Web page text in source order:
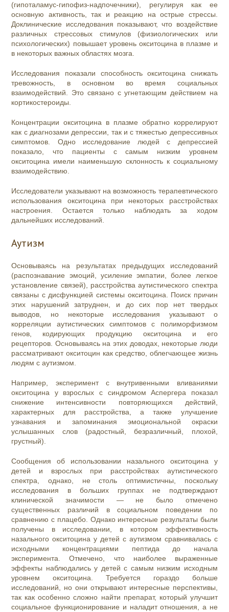
(гипоталамус-гипофиз-надпочечники), регулируя как ее
основную активность, так и реакцию на острые стрессы.
Доклинические исследования показывают, что воздействие
различных стрессовых стимулов (физиологических или
психологических) повышает уровень окситоцина в плазме и
в некоторых важных областях мозга.
Исследования показали способность окситоцина снижать
тревожность, в основном во время социальных
взаимодействий. Это связано с угнетающим действием на
кортикостероиды.
Концентрации окситоцина в плазме обратно коррелируют
как с диагнозами депрессии, так и с тяжестью депрессивных
симптомов. Одно исследование людей с депрессией
показало, что пациенты с самым низким уровнем
окситоцина имели наименьшую склонность к социальному
взаимодействию.
Исследователи указывают на возможность терапевтического
использования окситоцина при некоторых расстройствах
настроения. Остается только наблюдать за ходом
дальнейших исследований.
Аутизм
Основываясь на результатах предыдущих исследований
(распознавание эмоций, усиление эмпатии, более легкое
установление связей), расстройства аутистического спектра
связаны с дисфункцией системы окситоцина. Поиск причин
этих нарушений затруднен, и до сих пор нет твердых
выводов, но некоторые исследования указывают о
корреляции аутистических симптомов с полиморфизмом
генов, кодирующих продукцию окситоцина и его
рецепторов. Основываясь на этих доводах, некоторые люди
рассматривают окситоцин как средство, облегчающее жизнь
людям с аутизмом.
Например, эксперимент с внутривенными вливаниями
окситоцина у взрослых с синдромом Аспергера показал
снижение интенсивности повторяющихся действий,
характерных для расстройства, а также улучшение
узнавания и запоминания эмоциональной окраски
услышанных слов (радостный, безразличный, плохой,
грустный).
Сообщения об использовании назального окситоцина у
детей и взрослых при расстройствах аутистического
спектра, однако, не столь оптимистичны, поскольку
исследования в больших группах не подтверждают
клинической значимости — не было отмечено
существенных различий в социальном поведении по
сравнению с плацебо. Однако интересные результаты были
получены в исследовании, в котором эффективность
назального окситоцина у детей с аутизмом сравнивалась с
исходными концентрациями пептида до начала
эксперимента. Отмечено, что наиболее выраженные
эффекты наблюдались у детей с самым низким исходным
уровнем окситоцина. Требуется гораздо больше
исследований, но они открывают интересные перспективы,
так как особенно сложно найти препарат, который улучшит
социальное функционирование и наладит отношения, а не